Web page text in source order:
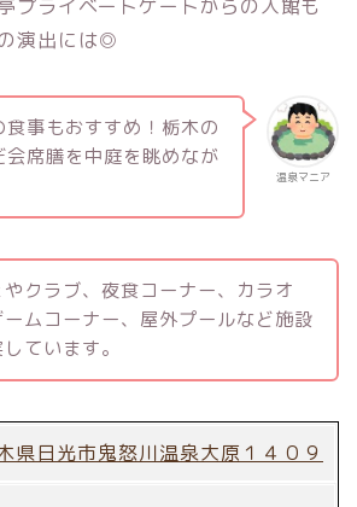
プライベートゲートからの入館も
演出には◎
温泉マニア
事もおすすめ！栃木の
席膳を中庭を眺めなが
やクラブ、夜食コーナー、カラオ
ームコーナー、屋外プールなど施設
ています。
県日光市鬼怒川温泉大原１４０９